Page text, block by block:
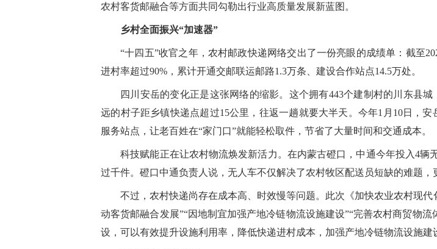
农村客货邮融合等方面共同勾勒出行业高质量发展新蓝图。
乡村全面振兴“加速器”
“十四五”收官之年，农村邮政快递网络交出了一份亮眼的成绩单：截至
进村率超过90%，累计开通交邮联运邮路1.3万条、建设合作站点14.5万处。
四川安岳的变化正是这张网络的缩影。这个拥有443个建制村的川东县
远的村子距乡镇快递点超过15公里，往返一趟就要大半天。今年1月10日，
服务站点，让老百姓在“家门口”就能轻松取件，节省了大量时间和交通成本。
科技赋能正在让农村物流焕发新活力。在内蒙古磴口，中通今年投入4
过千件。磴口中通负责人说，无人车不仅解决了农村牧区配送员短缺的难题，
不过，农村快递尚存在成本高、时效慢等问题。此次《加快农业农村现
动客货邮融合发展”“因地制宜加强产地冷链物流设施建设”“完善农村商贸物
设，可以有效提升设施利用率，降低快递进村成本，加强产地冷链物流设施